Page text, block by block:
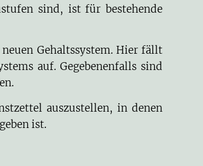
sind, ist für bestehende
Gehaltssystem. Hier fällt
auf. Gegebenenfalls sind
auszustellen, in denen
ist.